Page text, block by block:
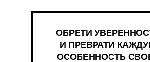
ОБРЕТИ
И ПРЕВРАТИ
ОСОБЕННОСТЬ